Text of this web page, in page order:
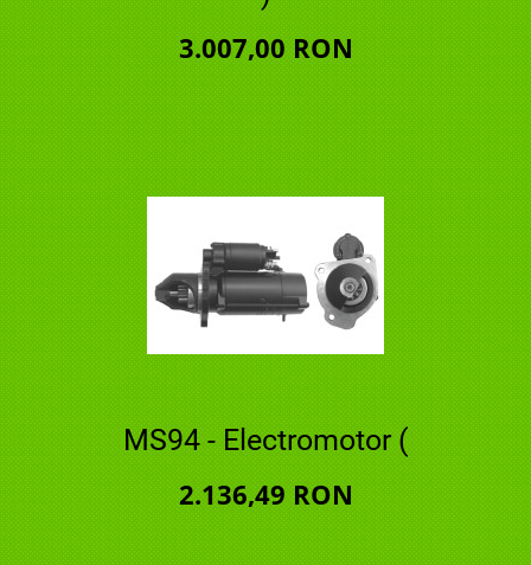
3.007,00 RON
MS94 - Electromotor (
2.136,49 RON